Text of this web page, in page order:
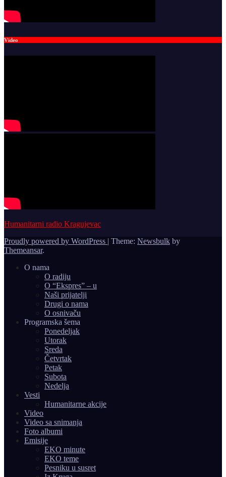
Video
Humanitarni radio Kragujevac
Proudly powered by WordPress | Theme: Newsbulk by
Themeansar.
O nama
O radiju
O “Ekspres” – u
Naši prijatelji
Drugi o nama
O osnivaču
Programska šema
Ponedeljak
Utorak
Sreda
Četvrtak
Petak
Subota
Nedelja
Vesti
Humanitarne akcije
Video
Video sa snimanja
Foto albumi
Emisije
EKO minute
EKO teme
Pesniku u susret